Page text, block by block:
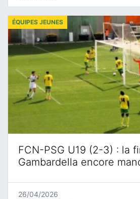
FCN-PSG U19 (2-3) : la
Gambardella encore
ÉQUIPES JEUNES
26/04/2026